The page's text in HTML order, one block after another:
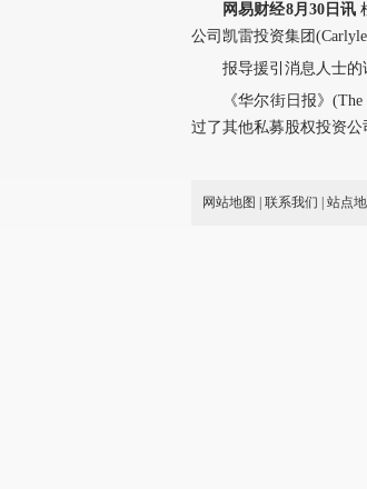
网易财经8月30日讯
公司凯雷投资集团
报导援引消息人士的
《华尔街日报》
过了其他私募股权投资公
网站地图 联系我们 站点